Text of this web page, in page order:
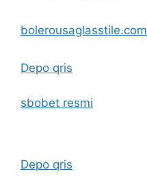
bolerousaglasstile.com
Depo qris
sbobet resmi
Depo qris